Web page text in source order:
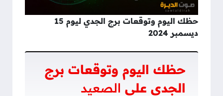
حظك اليوم وتوقعات برج الجدي ليوم 15
ديسمبر 2024
حظك اليوم وتوقعات برج
الجدي على الصعيد